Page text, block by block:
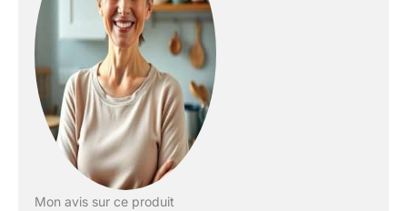
encore pains d'épices.
SANS PFAS : Ce moule
est sans PFAS, vous
n'avez donc aucun souci
à vous faire concernant
les substances nocives.
PRATIQUE : Sa
conception tout-en-un
Mon avis sur ce produit